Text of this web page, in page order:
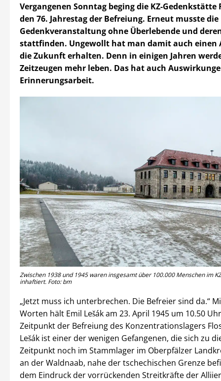
Vergangenen Sonntag beging die KZ-Gedenkstätte
den 76. Jahrestag der Befreiung. Erneut musste die
Gedenkveranstaltung ohne Überlebende und
stattfinden. Ungewollt hat man damit auch einen
die Zukunft erhalten. Denn in einigen Jahren
Zeitzeugen mehr leben. Das hat auch
Erinnerungsarbeit.
Zwischen 1938 und 1945 waren insgesamt über 100.000 Menschen im
inhaftiert. Foto: bm
„Jetzt muss ich unterbrechen. Die Befreier sind da.“
Worten hält Emil Lešák am 23. April 1945 um 10.50
Zeitpunkt der Befreiung des Konzentrationslagers
Lešák ist einer der wenigen Gefangenen, die sich zu
Zeitpunkt noch im Stammlager im Oberpfälzer
an der Waldnaab, nahe der tschechischen Grenze
dem Eindruck der vorrückenden Streitkräfte der